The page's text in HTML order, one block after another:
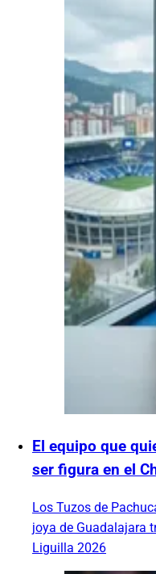
El equipo que
ser figura en el
Los Tuzos de
joya de Guadalajara
Liguilla 2026